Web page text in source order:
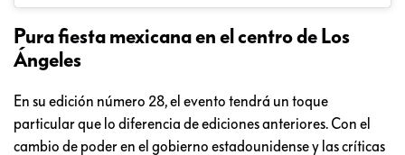
Pura fiesta mexicana en el centro de Los
Ángeles
En su edición número 28, el evento tendrá un toque
particular que lo diferencia de ediciones anteriores. Con el
cambio de poder en el gobierno estadounidense y las críticas